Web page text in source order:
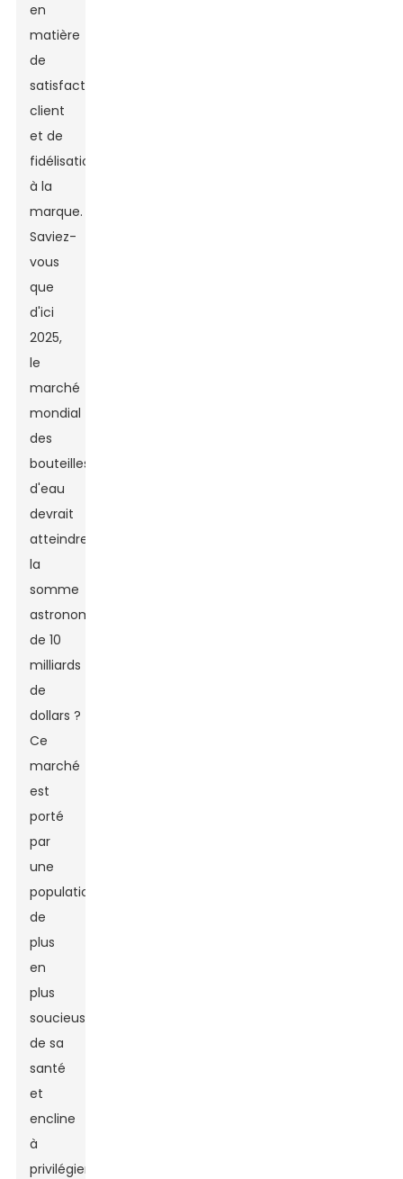
en
matière
de
satisfaction
client
et de
fidélisation
à la
marque.
Saviez-
vous
que
d'ici
2025,
le
marché
mondial
des
bouteilles
d'eau
devrait
atteindre
la
somme
astronomique
de 10
milliards
de
dollars ?
Ce
marché
est
porté
par
une
population
de
plus
en
plus
soucieuse
de sa
santé
et
encline
à
privilégier